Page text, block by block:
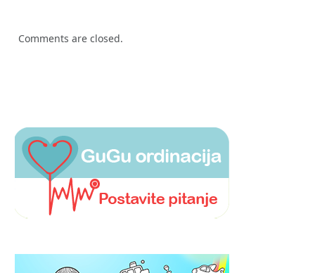
Comments are closed.